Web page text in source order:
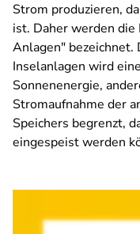
Strom produzieren,
ist. Daher werden
Anlagen"
Inselanlagen wird
Sonnenenergie,
Stromaufnahme der
Speichers begrenzt,
eingespeist werden